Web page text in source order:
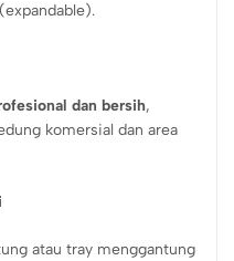
dan bersih,
komersial dan area
atau tray menggantung